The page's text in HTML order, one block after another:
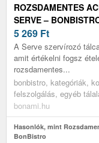
ROZSDAMENTES
SERVE –
5 269 Ft
A Serve szervírozó
amit értékelni fogsz
rozsdamentes...
bonbistro, kategóriák,
felszolgálás, egyéb
bonami.hu
Hasonlók, mint
BonBistro